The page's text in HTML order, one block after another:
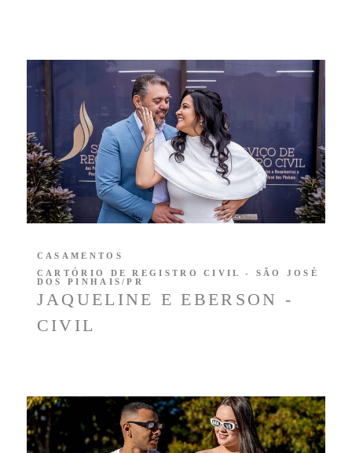
JAQUELINE E EBERSON -
CIVIL
CASAMENTOS
CARTÓRIO DE REGISTRO CIVIL - SÃO JOSÉ
DOS PINHAIS/PR